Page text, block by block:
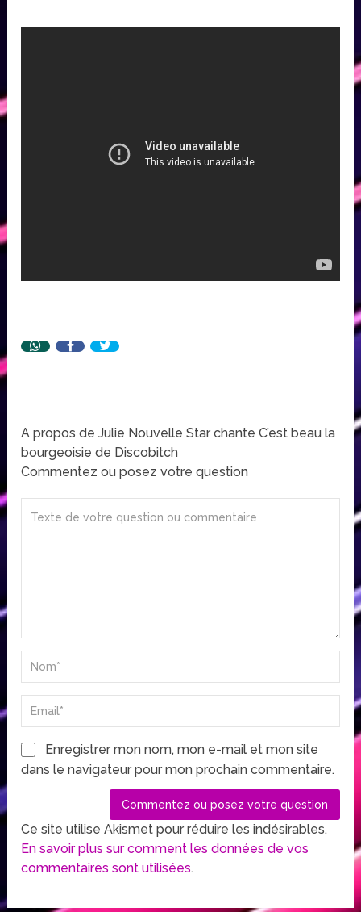
A propos de Julie Nouvelle Star chante C’est beau la
bourgeoisie de Discobitch
Commentez ou posez votre question
Enregistrer mon nom, mon e-mail et mon site
dans le navigateur pour mon prochain commentaire.
Ce site utilise Akismet pour réduire les indésirables.
En savoir plus sur comment les données de vos
commentaires sont utilisées.